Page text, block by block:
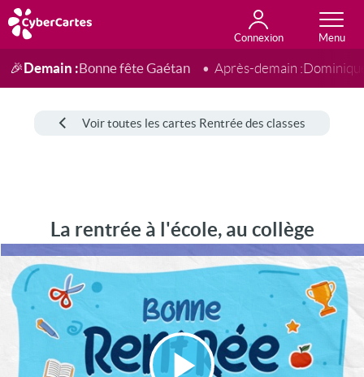
Connexion
Anniversaire
Fête du jour
Amour
Amitié
Merci
Toutes les cartes
🎉Demain :Bonne fête Gaétan Après-demain :
Voir toutes les cartes Rentrée des classes
La rentrée à l'école, au collège